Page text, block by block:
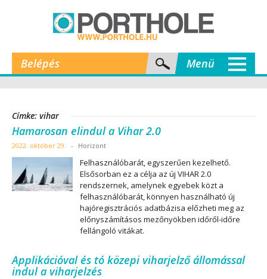
Belépés Menü
Címke: vihar
Hamarosan elindul a Vihar 2.0
2022. október 29. - Horizont
Felhasználóbarát, egyszerűen kezelhető.
Elsősorban ez a célja az új VIHAR 2.0
rendszernek, amelynek egyebek közt a
felhasználóbarát, könnyen használható új
hajóregisztrációs adatbázisa előzheti meg az
előnyszámításos mezőnyökben időről-időre
fellángoló vitákat.
Applikációval és tó közepi viharjelző állomással
indul a viharjelzés